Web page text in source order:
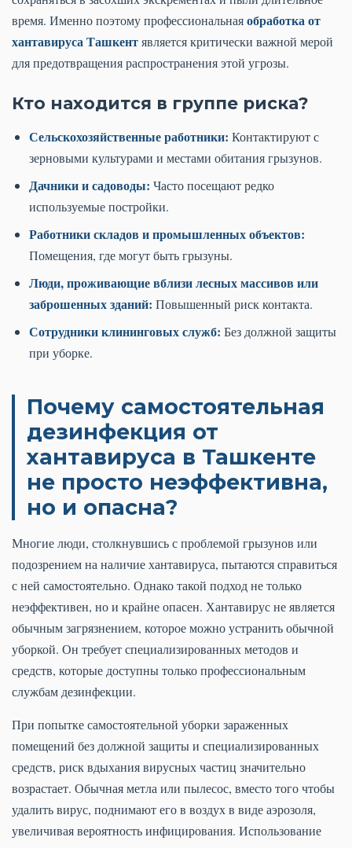
время. Именно поэтому профессиональнаяобработка от
хантавируса Ташкентявляется критически важной мерой
для предотвращения распространения этой угрозы.
Кто находится в группе риска?
Сельскохозяйственные работники: Контактируют с
зерновыми культурами и местами обитания грызунов.
Дачники и садоводы: Часто посещают редко
используемые постройки.
Работники складов и промышленных объектов:
Помещения, где могут быть грызуны.
Люди, проживающие вблизи лесных массивов или
заброшенных зданий: Повышенный риск контакта.
Сотрудники клининговых служб: Без должной защиты
при уборке.
Почему самостоятельная
дезинфекция от
хантавируса в Ташкенте
не просто неэффективна,
но и опасна?
Многие люди, столкнувшись с проблемой грызунов или
подозрением на наличие хантавируса, пытаются справиться
с ней самостоятельно. Однако такой подход не только
неэффективен, но и крайне опасен. Хантавирус не является
обычным загрязнением, которое можно устранить обычной
уборкой. Он требует специализированных методов и
средств, которые доступны только профессиональным
службам дезинфекции.
При попытке самостоятельной уборки зараженных
помещений без должной защиты и специализированных
средств, риск вдыхания вирусных частиц значительно
возрастает. Обычная метла или пылесос, вместо того чтобы
удалить вирус, поднимают его в воздух в виде аэрозоля,
увеличивая вероятность инфицирования. Использование